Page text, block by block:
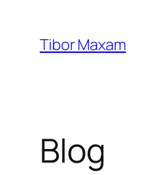
Inhalt
springen
Tibor Maxam
Blog